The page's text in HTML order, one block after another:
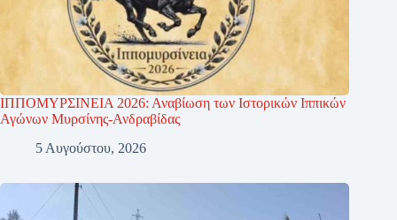
ΙΠΠΟΜΥΡΣΙΝΕΙΑ 2026: Αναβίωση των Ιστορικών Ιππικών
Αγώνων Μυρσίνης-Ανδραβίδας
5 Αυγούστου, 2026